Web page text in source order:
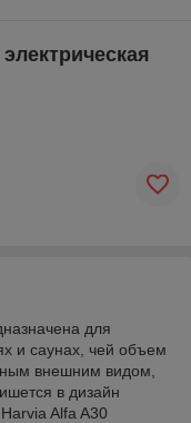
для
и саунах, чей объем
внешним видом,
в дизайн
Alfa A30